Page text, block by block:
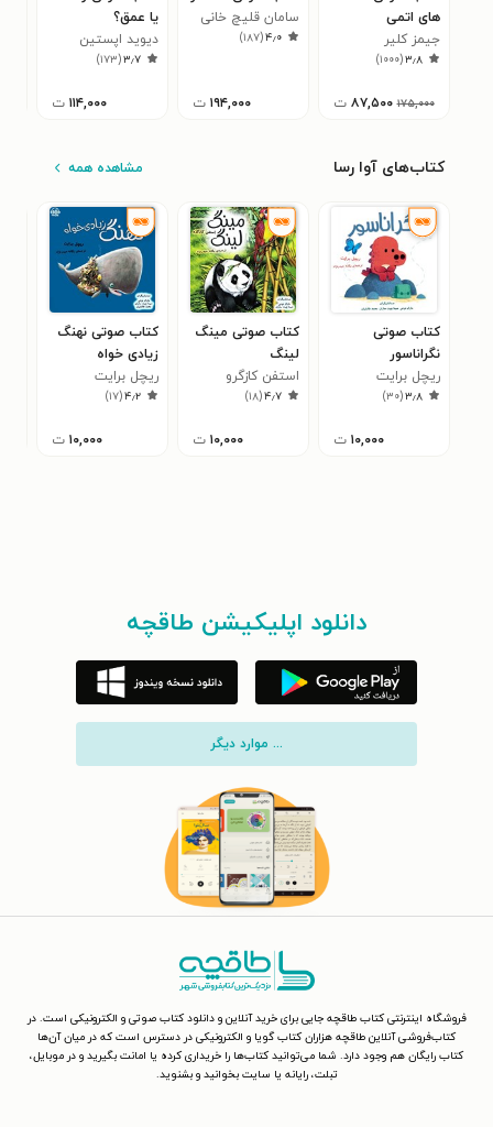
های اتمی
جیمز کلیر
۳٫۸(۱۰۰۰)
۱۷۵,۰۰۰ ۸۷,۵۰۰ ت
سامان قلیچ خانی
۴٫۰(۱۸۷)
۱۹۴,۰۰۰ ت
یا عمق؟
دیوید اپستین
۳٫۷(۱۷۳)
۱۱۴,۰۰۰ ت
کتاب‌های آوا رسا مشاهده همه
کتاب صوتی
نگراناسور
ریچل برایت
۳٫۸(۳۰)
۱۰,۰۰۰ ت
کتاب صوتی مینگ
لینگ
استفن کازگرو
۴٫۷(۱۸)
۱۰,۰۰۰ ت
کتاب صوتی نهنگ
زیادی‌ خواه
ریچل برایت
۴٫۲(۱۷)
۱۰,۰۰۰ ت
دانلود اپلیکیشن طاقچه
... موارد دیگر
فروشگاه اینترنتی کتاب طاقچه جایی برای خرید آنلاین و دانلود کتاب صوتی و الکترونیکی است. در
کتاب‌فروشی آنلاین طاقچه هزاران کتاب گویا و الکترونیکی در دسترس است که در میان آن‌ها
کتاب رایگان هم وجود دارد. شما می‌توانید کتاب‌ها را خریداری کرده یا امانت بگیرید و در موبایل،
تبلت، رایانه یا سایت بخوانید و بشنوید.